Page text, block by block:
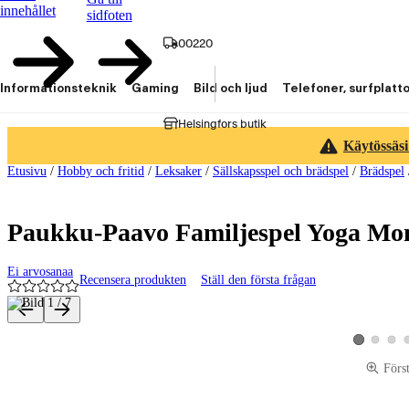
innehållet
sidfoten
00220
Helsingfors butik
Informationsteknik Gaming Bild och ljud Telefoner,
Etusivu / Hobby och fritid / Leksaker / Sällskapsspel och brädspel / Brädspel
Paukku-Paavo Familjespel Yoga
Ei arvosanaa
Recensera produkten Ställ den första frågan
Produktbilder och videor
VisaVisa Visa